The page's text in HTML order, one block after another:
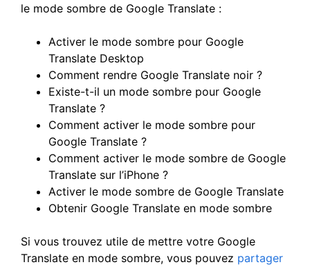
le mode sombre de Google Translate :
Activer le mode sombre pour Google
Translate Desktop
Comment rendre Google Translate noir ?
Existe-t-il un mode sombre pour Google
Translate ?
Comment activer le mode sombre pour
Google Translate ?
Comment activer le mode sombre de Google
Translate sur l’iPhone ?
Activer le mode sombre de Google Translate
Obtenir Google Translate en mode sombre
Si vous trouvez utile de mettre votre Google
Translate en mode sombre, vous pouvez partager